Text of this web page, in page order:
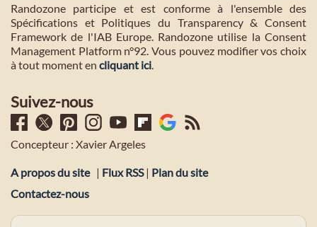
Randozone participe et est conforme à l'ensemble des
Spécifications et Politiques du Transparency & Consent
Framework de l'IAB Europe. Randozone utilise la Consent
Management Platform n°92. Vous pouvez modifier vos choix
à tout moment en cliquant ici.
Suivez-nous
Concepteur : Xavier Argeles
A propos du site | Flux RSS| Plan du site
Contactez-nous